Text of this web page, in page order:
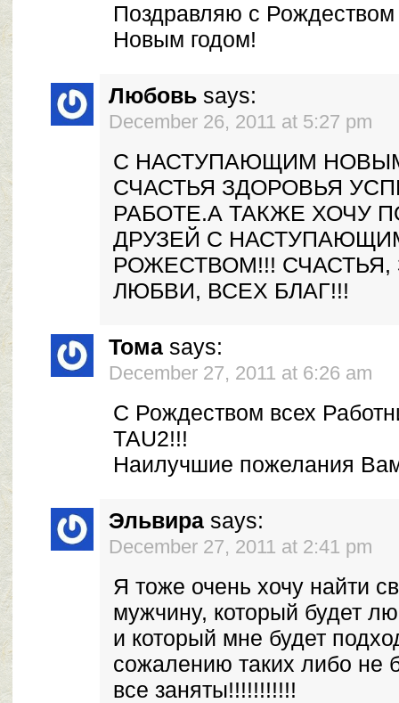
Поздравляю с
Новым годом!
Любовь says:
December 26, 2011 at 5:27 pm
С НАСТУПАЮЩИМ
СЧАСТЬЯ ЗДОРОВЬЯ
РАБОТЕ.А ТАКЖЕ ХОЧУ
ДРУЗЕЙ С
РОЖЕСТВОМ!!! СЧАСТЬЯ,
ЛЮБВИ, ВСЕХ БЛАГ!!!
Тома says:
December 27, 2011 at 6:26 am
С Рождеством всех
ТАU2!!!
Наилучшие пожелания
Эльвира says:
December 27, 2011 at 2:41 pm
Я тоже очень хочу найти
мужчину, который будет
и который мне будет
сожалению таких либо не
все заняты!!!!!!!!!!!